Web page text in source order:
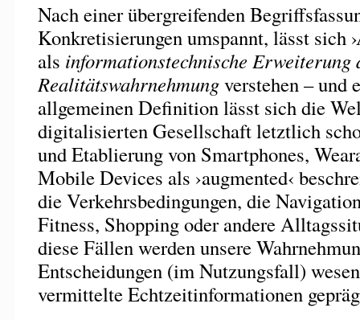
Nach einer übergreifenden
Konkretisierungen umspannt, lässt sich
als informationstechnische
Realitätswahrnehmungverstehen – und
allgemeinen Definition lässt sich die
digitalisierten Gesellschaft letztlich
und Etablierung von Smartphones,
Mobile Devices als ›augmented‹
die Verkehrsbedingungen, die
Fitness, Shopping oder andere
diese Fällen werden unsere
Entscheidungen (im Nutzungsfall)
vermittelte Echtzeitinformationen